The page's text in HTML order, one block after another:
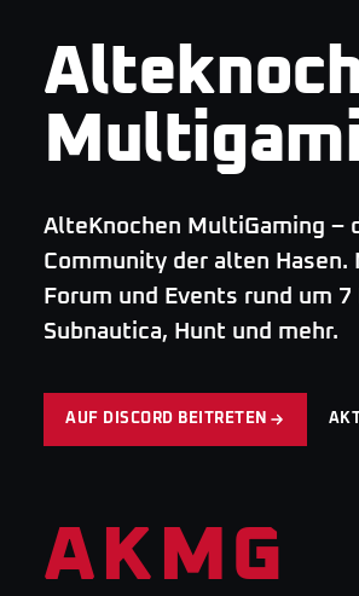
AlteKnochen MultiGaming –
Community der alten Hasen.
Forum und Events rund um 7
Subnautica, Hunt und mehr.
AUF DISCORD BEITRETEN
AKMG